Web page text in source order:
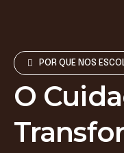
POR QUE NOS
O